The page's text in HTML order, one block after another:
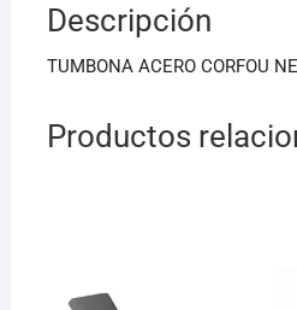
o
o
p
p
Descripción
TUMBONA ACERO CORFOU
Productos